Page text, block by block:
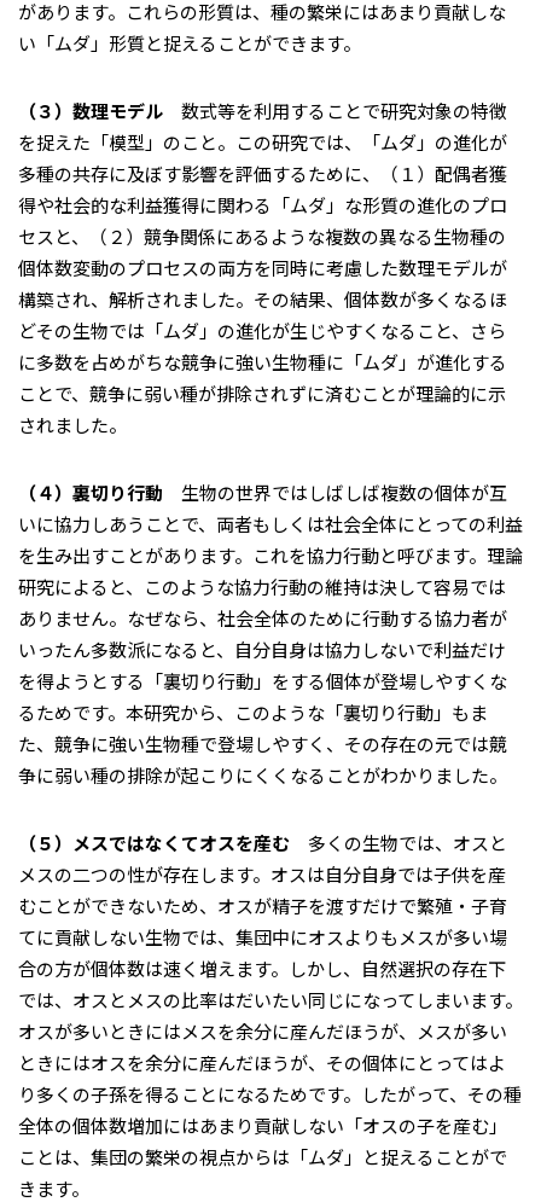
があります。これらの形質は、種の繁栄にはあまり貢献しな
い「ムダ」形質と捉えることができます。
（３）数理モデル
数式等を利用することで研究対象の特徴
を捉えた「模型」のこと。この研究では、「ムダ」の進化が
多種の共存に及ぼす影響を評価するために、（１）配偶者獲
得や社会的な利益獲得に関わる「ムダ」な形質の進化のプロ
セスと、（２）競争関係にあるような複数の異なる生物種の
個体数変動のプロセスの両方を同時に考慮した数理モデルが
構築され、解析されました。その結果、個体数が多くなるほ
どその生物では「ムダ」の進化が生じやすくなること、さら
に多数を占めがちな競争に強い生物種に「ムダ」が進化する
ことで、競争に弱い種が排除されずに済むことが理論的に示
されました。
（４）裏切り行動
生物の世界ではしばしば複数の個体が互
いに協力しあうことで、両者もしくは社会全体にとっての利益
を生み出すことがあります。これを協力行動と呼びます。理論
研究によると、このような協力行動の維持は決して容易では
ありません。なぜなら、社会全体のために行動する協力者が
いったん多数派になると、自分自身は協力しないで利益だけ
を得ようとする「裏切り行動」をする個体が登場しやすくな
るためです。本研究から、このような「裏切り行動」もま
た、競争に強い生物種で登場しやすく、その存在の元では競
争に弱い種の排除が起こりにくくなることがわかりました。
（５）メスではなくてオスを産む
多くの生物では、オスと
メスの二つの性が存在します。オスは自分自身では子供を産
むことができないため、オスが精子を渡すだけで繁殖・子育
てに貢献しない生物では、集団中にオスよりもメスが多い場
合の方が個体数は速く増えます。しかし、自然選択の存在下
では、オスとメスの比率はだいたい同じになってしまいます。
オスが多いときにはメスを余分に産んだほうが、メスが多い
ときにはオスを余分に産んだほうが、その個体にとってはよ
り多くの子孫を得ることになるためです。したがって、その種
全体の個体数増加にはあまり貢献しない「オスの子を産む」
ことは、集団の繁栄の視点からは「ムダ」と捉えることがで
きます。